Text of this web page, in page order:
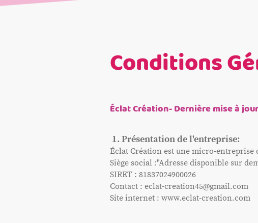
Conditions
Éclat Création- Dernière mise à
1. Présentation de l'entreprise:
Éclat Création est une micro-entreprise
Siège social :"Adresse disponible sur
SIRET : 81837024900026
Contact : eclat-creation45@gmail.com
Site internet : www.eclat-creation.com